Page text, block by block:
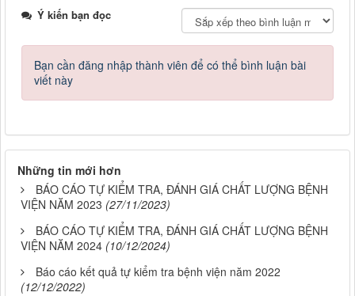
Ý kiến bạn đọc
Bạn cần đăng nhập thành viên để có thể bình luận bài
viết này
Những tin mới hơn
BÁO CÁO TỰ KIỂM TRA, ĐÁNH GIÁ CHẤT LƯỢNG BỆNH
VIỆN NĂM 2023 (27/11/2023)
BÁO CÁO TỰ KIỂM TRA, ĐÁNH GIÁ CHẤT LƯỢNG BỆNH
VIỆN NĂM 2024 (10/12/2024)
Báo cáo kết quả tự kiểm tra bệnh viện năm 2022
(12/12/2022)